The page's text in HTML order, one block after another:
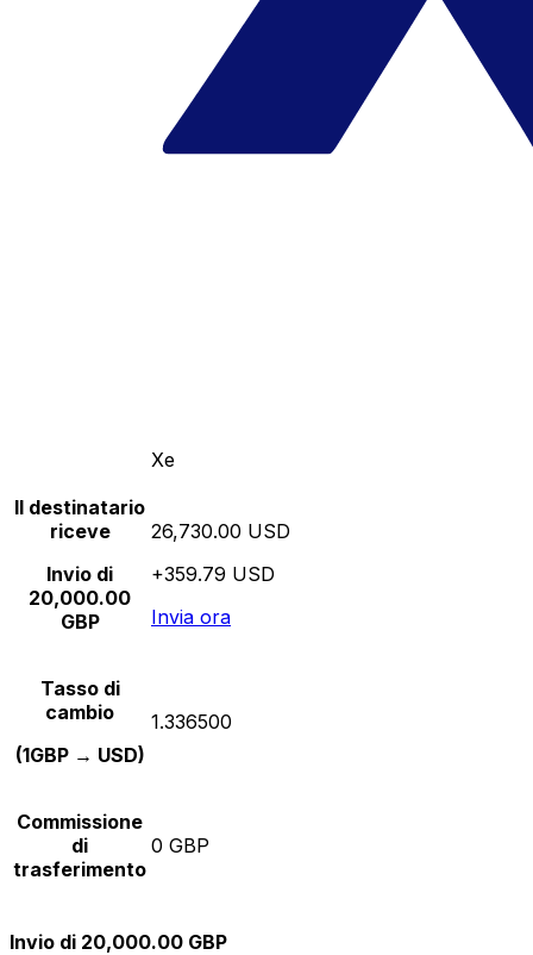
Xe
Il destinatario
riceve
Invio di
20,000.00
GBP
26,730.00 USD
+359.79 USD
Invia ora
Tasso di
cambio
(1GBP → USD)
1.336500
Commissione
di
trasferimento
0 GBP
Invio di 20,000.00 GBP